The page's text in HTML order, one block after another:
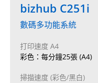
bizhub C251i
數碼多功能系統
打印速度 A4
彩色：每分鐘25張 (A4)
掃描速度 (彩色/黑白)